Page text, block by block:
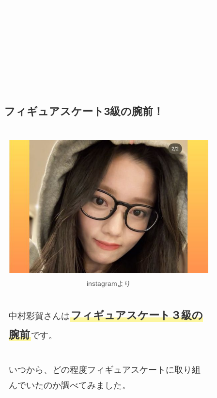
フィギュアスケート3級の腕前！
instagramより
中村彩賀さんはフィギュアスケート３級の
腕前です。
いつから、どの程度フィギュアスケートに取り組
んでいたのか調べてみました。